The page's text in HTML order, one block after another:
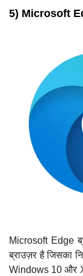
5) Microsoft
Microsoft Edge
ब्राउज़र है जिसका
Windows 10 और